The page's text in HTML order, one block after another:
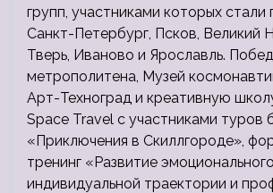
групп, участниками которых
Санкт-Петербург, Псков, Великий
Тверь, Иваново и Ярославль.
метрополитена, Музей
Арт-Техноград и креативную
Space Travel с участниками туров
«Приключения в Скиллгороде»,
тренинг «Развитие
индивидуальной траектории и